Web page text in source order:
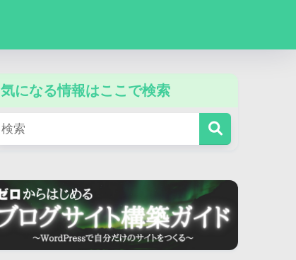
気になる情報はここで検索